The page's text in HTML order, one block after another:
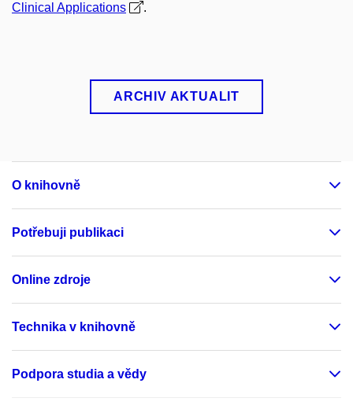
Clinical Applications
.
ARCHIV AKTUALIT
O knihovně
Potřebuji publikaci
Online zdroje
Technika v knihovně
Podpora studia a vědy